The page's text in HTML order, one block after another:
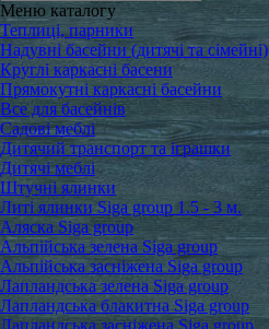
Меню каталогу
Теплиці, парники
Надувні басейни (дитячі та сімейні)
Круглі каркасні басени
Прямокутні каркасні басейни
Все для басейнів
Садові меблі
Дитячий транспорт та іграшки
Дитячі меблі
Штучні ялинки
Литі ялинки Siga group 1.5 - 3 м.
Аляска Siga group
Альпійська зелена Siga group
Альпійська засніжена Siga group
Лапландська зелена Siga group
Лапландська блакитна Siga group
Лапландська засніжена Siga group